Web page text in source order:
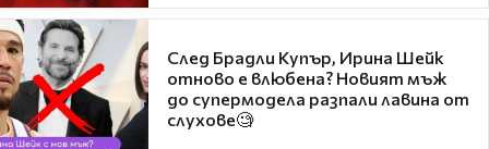
След Брадли Купър, Ирина Шейк
отново е влюбена? Новият мъж
до супермодела разпали лавина от
слухове🧐